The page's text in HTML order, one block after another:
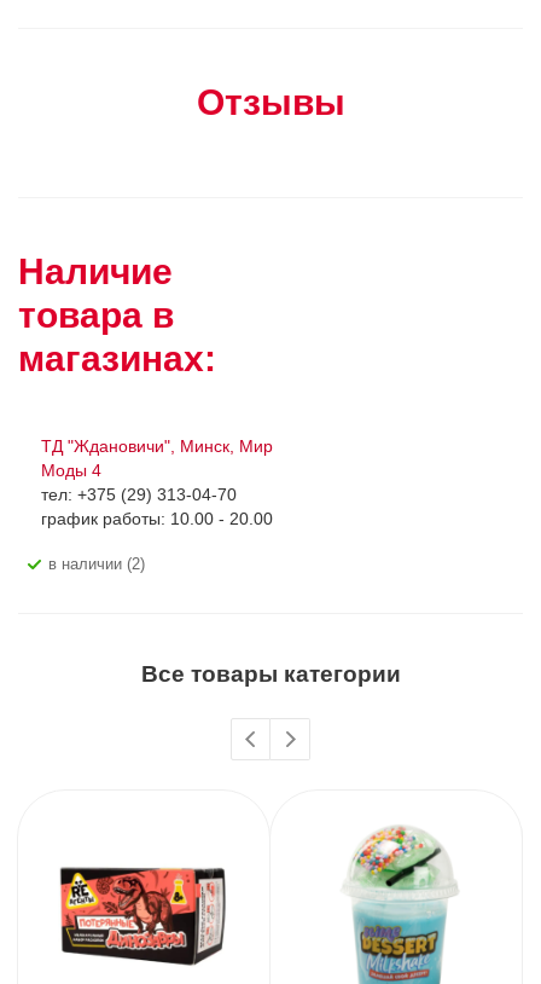
Отзывы
Наличие
товара в
магазинах:
ТД "Ждановичи", Минск, Мир
Моды 4
тел: +375 (29) 313-04-70
график работы: 10.00 - 20.00
В наличии (2)
Все товары категории